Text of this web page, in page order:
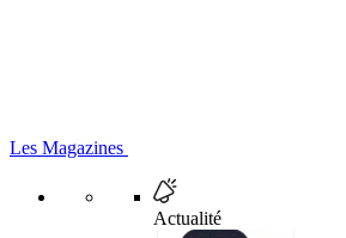
Les Magazines
Actualité